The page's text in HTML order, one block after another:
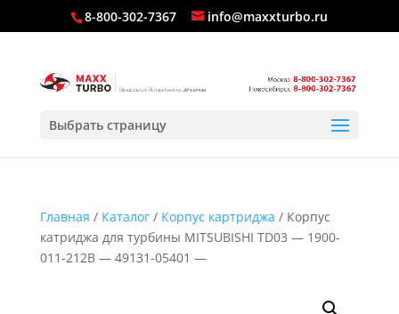
8-800-302-7367 info@maxxturbo.ru
Выбрать страницу
Главная / Каталог/ Корпус картриджа / Корпус
катриджа для турбины MITSUBISHI TD03 — 1900-
011-212B — 49131-05401 —